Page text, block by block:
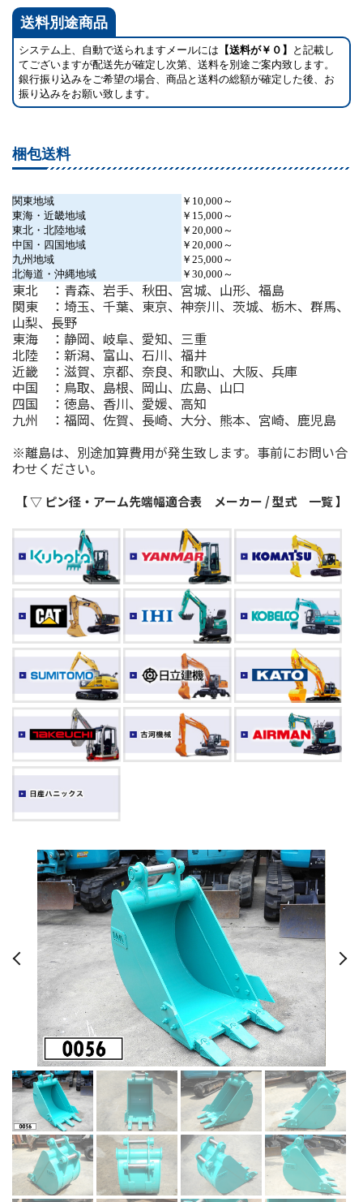
送料別途商品
システム上、自動で送られますメールには 【送料が￥０】
と記載し
てございますが配送先が確定し次第、送料を別途ご案内致します。
銀行振り込みをご希望の場合、商品と送料の総額が確定した後、お
振り込みをお願い致します。
梱包送料
関東地域
￥10,000～
東海・近畿地域
￥15,000～
東北・北陸地域
￥20,000～
中国・四国地域
￥20,000～
九州地域
￥25,000～
北海道・沖縄地域
￥30,000～
東北 ：青森、岩手、秋田、宮城、山形、福島
関東 ：埼玉、千葉、東京、神奈川、茨城、栃木、群馬、
山梨、長野
東海 ：静岡、岐阜、愛知、三重
北陸 ：新潟、富山、石川、福井
近畿 ：滋賀、京都、奈良、和歌山、大阪、兵庫
中国 ：鳥取、島根、岡山、広島、山口
四国 ：徳島、香川、愛媛、高知
九州 ：福岡、佐賀、長崎、大分、熊本、宮崎、鹿児島
※離島は、別途加算費用が発生致します。事前にお問い合
わせください。
【 ▽ ピン径・アーム先端幅適合表 メーカー / 型式 一覧 】